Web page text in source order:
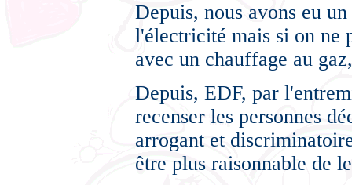
Depuis, nous avons eu
l'électricité mais si on ne
avec un chauffage au
Depuis, EDF, par
recenser les personnes
arrogant et
être plus raisonnable de